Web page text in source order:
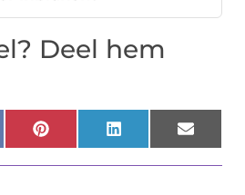
Deel hem
PinterestLinkedInEmail